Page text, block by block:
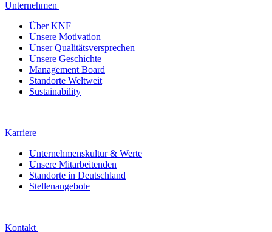
Unternehmen
Über KNF
Unsere Motivation
Unser Qualitätsversprechen
Unsere Geschichte
Management Board
Standorte Weltweit
Sustainability
Karriere
Unternehmenskultur & Werte
Unsere Mitarbeitenden
Standorte in Deutschland
Stellenangebote
Kontakt